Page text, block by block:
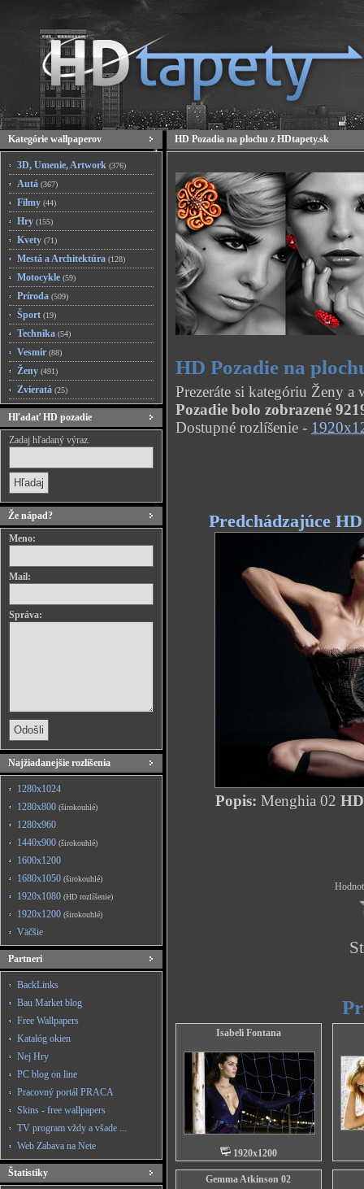
Kategórie wallpaperov
3D, Umenie, Artwork (376)
Autá (367)
Filmy (44)
Hry (155)
Kvety (71)
Mestá a Architektúra (128)
Motocykle (59)
Príroda (509)
Šport (19)
Technika (54)
Vesmír (88)
Ženy (491)
Zvieratá (25)
Hľadať HD pozadie
Zadaj hľadaný výraz.
Že nápad?
Meno:
Mail:
Správa:
Najžiadanejšie rozlíšenia
1280x1024
1280x800 (širokouhlé)
1280x960
1440x900 (širokouhlé)
1600x1200
1680x1050 (širokouhlé)
1920x1080 (HD rozlíšenie)
1920x1200 (širokouhlé)
Väčšie
Partneri
BackLinks
Bau Market blog
Free Wallpapers
Katalóg okien
Nej Hry
PC blog on line
Pracovný portál PRACA
Skins - free wallpapers
TV program vždy a všade ...
Web Zabava na Nete
Štatistiky
HD Pozadia na plochu z HDtapety.sk
HD Pozadie na
Prezeráte si kategóriu Ženy
Pozadie bolo zobrazené
Dostupné rozlíšenie -
Predchádzajúce
Popis: Menghia 02
Isabeli Fontana
1920x1200
Gemma Atkinson 02